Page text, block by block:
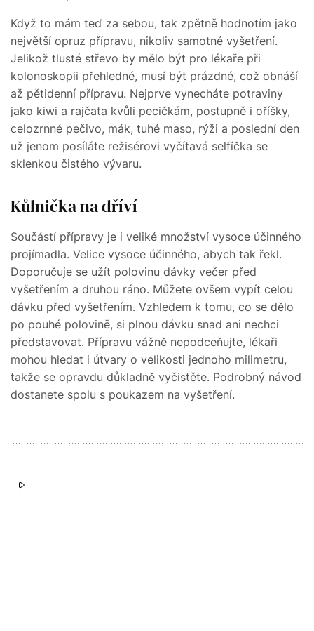
Když to mám teď za sebou, tak zpětně hodnotím jako
největší opruz přípravu, nikoliv samotné vyšetření.
Jelikož tlusté střevo by mělo být pro lékaře při
kolonoskopii přehledné, musí být prázdné, což obnáší
až pětidenní přípravu. Nejprve vynecháte potraviny
jako kiwi a rajčata kvůli pecičkám, postupně i oříšky,
celozrnné pečivo, mák, tuhé maso, rýži a poslední den
už jenom posíláte režisérovi vyčítavá selfíčka se
sklenkou čistého vývaru.
Kůlnička na dříví
Součástí přípravy je i veliké množství vysoce účinného
projímadla. Velice vysoce účinného, abych tak řekl.
Doporučuje se užít polovinu dávky večer před
vyšetřením a druhou ráno. Můžete ovšem vypít celou
dávku před vyšetřením. Vzhledem k tomu, co se dělo
po pouhé polovině, si plnou dávku snad ani nechci
představovat. Přípravu vážně nepodceňujte, lékaři
mohou hledat i útvary o velikosti jednoho milimetru,
takže se opravdu důkladně vyčistěte. Podrobný návod
dostanete spolu s poukazem na vyšetření.